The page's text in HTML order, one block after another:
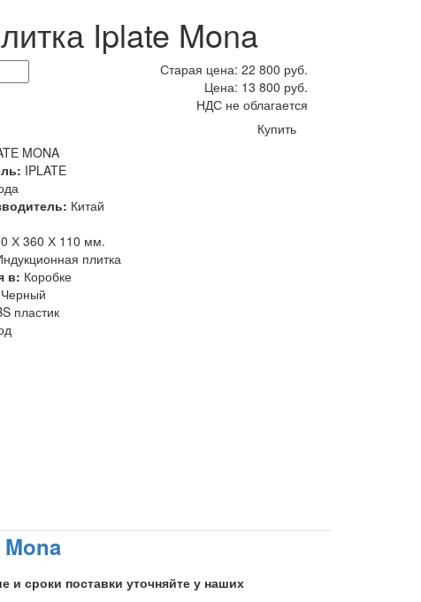
Iplate Mona
Старая цена: 22 800 руб.
Цена: 13 800 руб.
НДС не облагается
Купить
MONA
IPLATE
Китай
Х 360 Х 110 мм.
плитка
в: Коробке
пластик
и сроки поставки уточняйте у наших